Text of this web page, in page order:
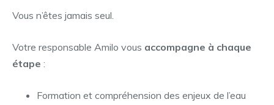
Vous n’êtes jamais seul.
Votre responsable Amilo vous accompagne à chaque
étape :
Formation et compréhension des enjeux de l’eau